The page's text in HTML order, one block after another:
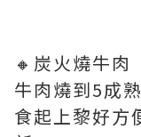
🔸炭火燒牛肉
牛肉燒到5成
食起上黎好方